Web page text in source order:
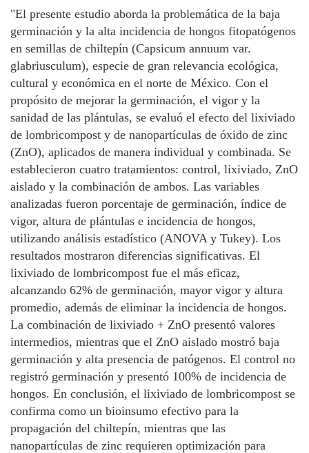
"El presente estudio aborda la problemática de la baja
germinación y la alta incidencia de hongos fitopatógenos
en semillas de chiltepín (Capsicum annuum var.
glabriusculum), especie de gran relevancia ecológica,
cultural y económica en el norte de México. Con el
propósito de mejorar la germinación, el vigor y la
sanidad de las plántulas, se evaluó el efecto del lixiviado
de lombricompost y de nanopartículas de óxido de zinc
(ZnO), aplicados de manera individual y combinada. Se
establecieron cuatro tratamientos: control, lixiviado, ZnO
aislado y la combinación de ambos. Las variables
analizadas fueron porcentaje de germinación, índice de
vigor, altura de plántulas e incidencia de hongos,
utilizando análisis estadístico (ANOVA y Tukey). Los
resultados mostraron diferencias significativas. El
lixiviado de lombricompost fue el más eficaz,
alcanzando 62% de germinación, mayor vigor y altura
promedio, además de eliminar la incidencia de hongos.
La combinación de lixiviado + ZnO presentó valores
intermedios, mientras que el ZnO aislado mostró baja
germinación y alta presencia de patógenos. El control no
registró germinación y presentó 100% de incidencia de
hongos. En conclusión, el lixiviado de lombricompost se
confirma como un bioinsumo efectivo para la
propagación del chiltepín, mientras que las
nanopartículas de zinc requieren optimización para